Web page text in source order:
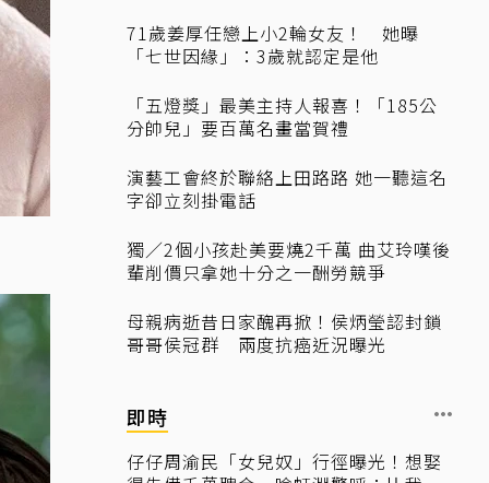
71歲姜厚任戀上小2輪女友！ 她曝
「七世因緣」：3歲就認定是他
「五燈獎」最美主持人報喜！「185公
分帥兒」要百萬名畫當賀禮
演藝工會終於聯絡上田路路 她一聽這名
字卻立刻掛電話
獨／2個小孩赴美要燒2千萬 曲艾玲嘆後
輩削價只拿她十分之一酬勞競爭
母親病逝昔日家醜再掀！侯炳瑩認封鎖
哥哥侯冠群 兩度抗癌近況曝光
即時
仔仔周渝民「女兒奴」行徑曝光！想娶